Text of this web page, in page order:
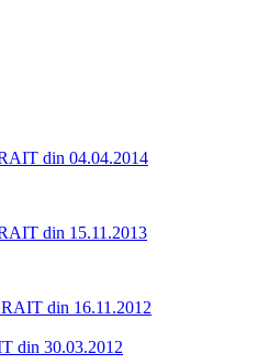
din 04.04.2014
din 15.11.2013
din 16.11.2012
din 30.03.2012